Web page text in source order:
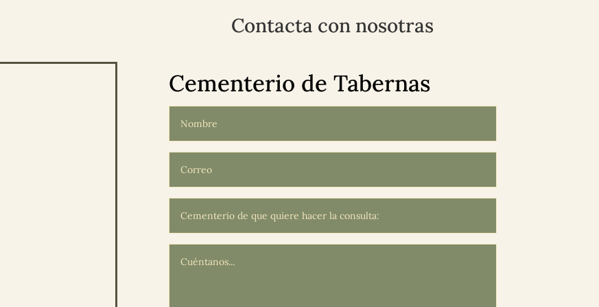
Contacta con nosotras
Cementerio de Tabernas